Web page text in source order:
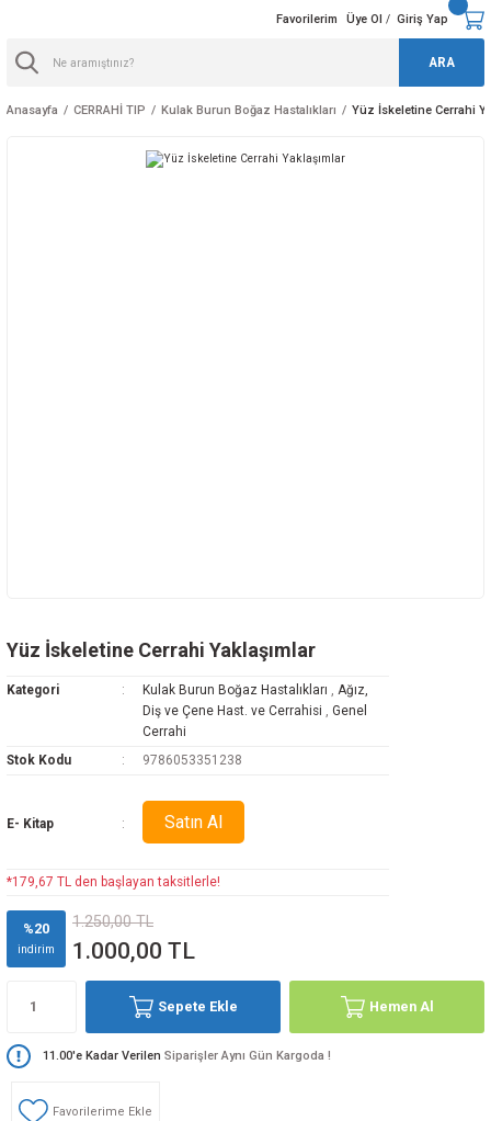
ARA
Favorilerim Üye Ol / Giriş Yap
Anasayfa CERRAHİ TIP Kulak Burun Boğaz Hastalıkları Yüz İskeletine Cerrahi
Yüz İskeletine Cerrahi Yaklaşımlar
Kategori Kulak Burun Boğaz Hastalıkları , Ağız,
Diş ve Çene Hast. ve Cerrahisi , Genel
Cerrahi
Stok Kodu
9786053351238
E- Kitap Satın Al
*179,67 TL den başlayan taksitlerle!
%20
indirim
1.250,00 TL
1.000,00 TL
Sepete Ekle Hemen Al
11.00'e Kadar Verilen Siparişler Aynı Gün Kargoda !